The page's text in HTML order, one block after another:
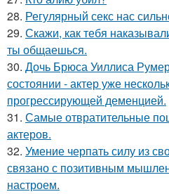
28. Регулярный секс нас
29. Скажи, как тебя
ты общаешься.
30. Дочь Брюса Уиллиса
состоянии - актер уже
прогрессирующей деменцией.
31. Самые отвратительные
актеров.
32. Умение черпать силу из
связано с позитивным
настроем.